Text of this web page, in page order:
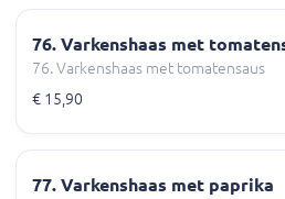
76. Varkenshaas met
76. Varkenshaas met tomatensaus
€ 15,90
77. Varkenshaas met paprika